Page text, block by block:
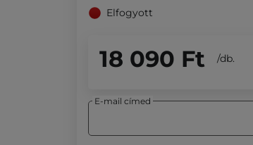
Elfogyott
18 090 Ft /db.
E-mail címed